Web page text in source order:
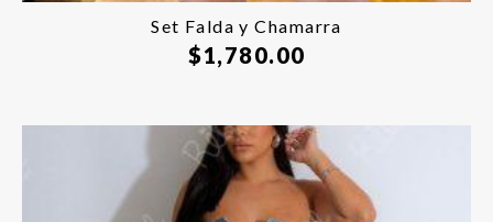
Set Falda y Chamarra
$1,780.00